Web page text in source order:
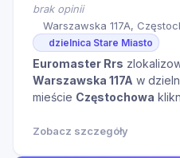
brak opinii
Warszawska 117A,
dzielnica Stare Miasto
Euromaster Rrs
Warszawska 117A w
mieście Częstochowa
Zobacz szczegóły